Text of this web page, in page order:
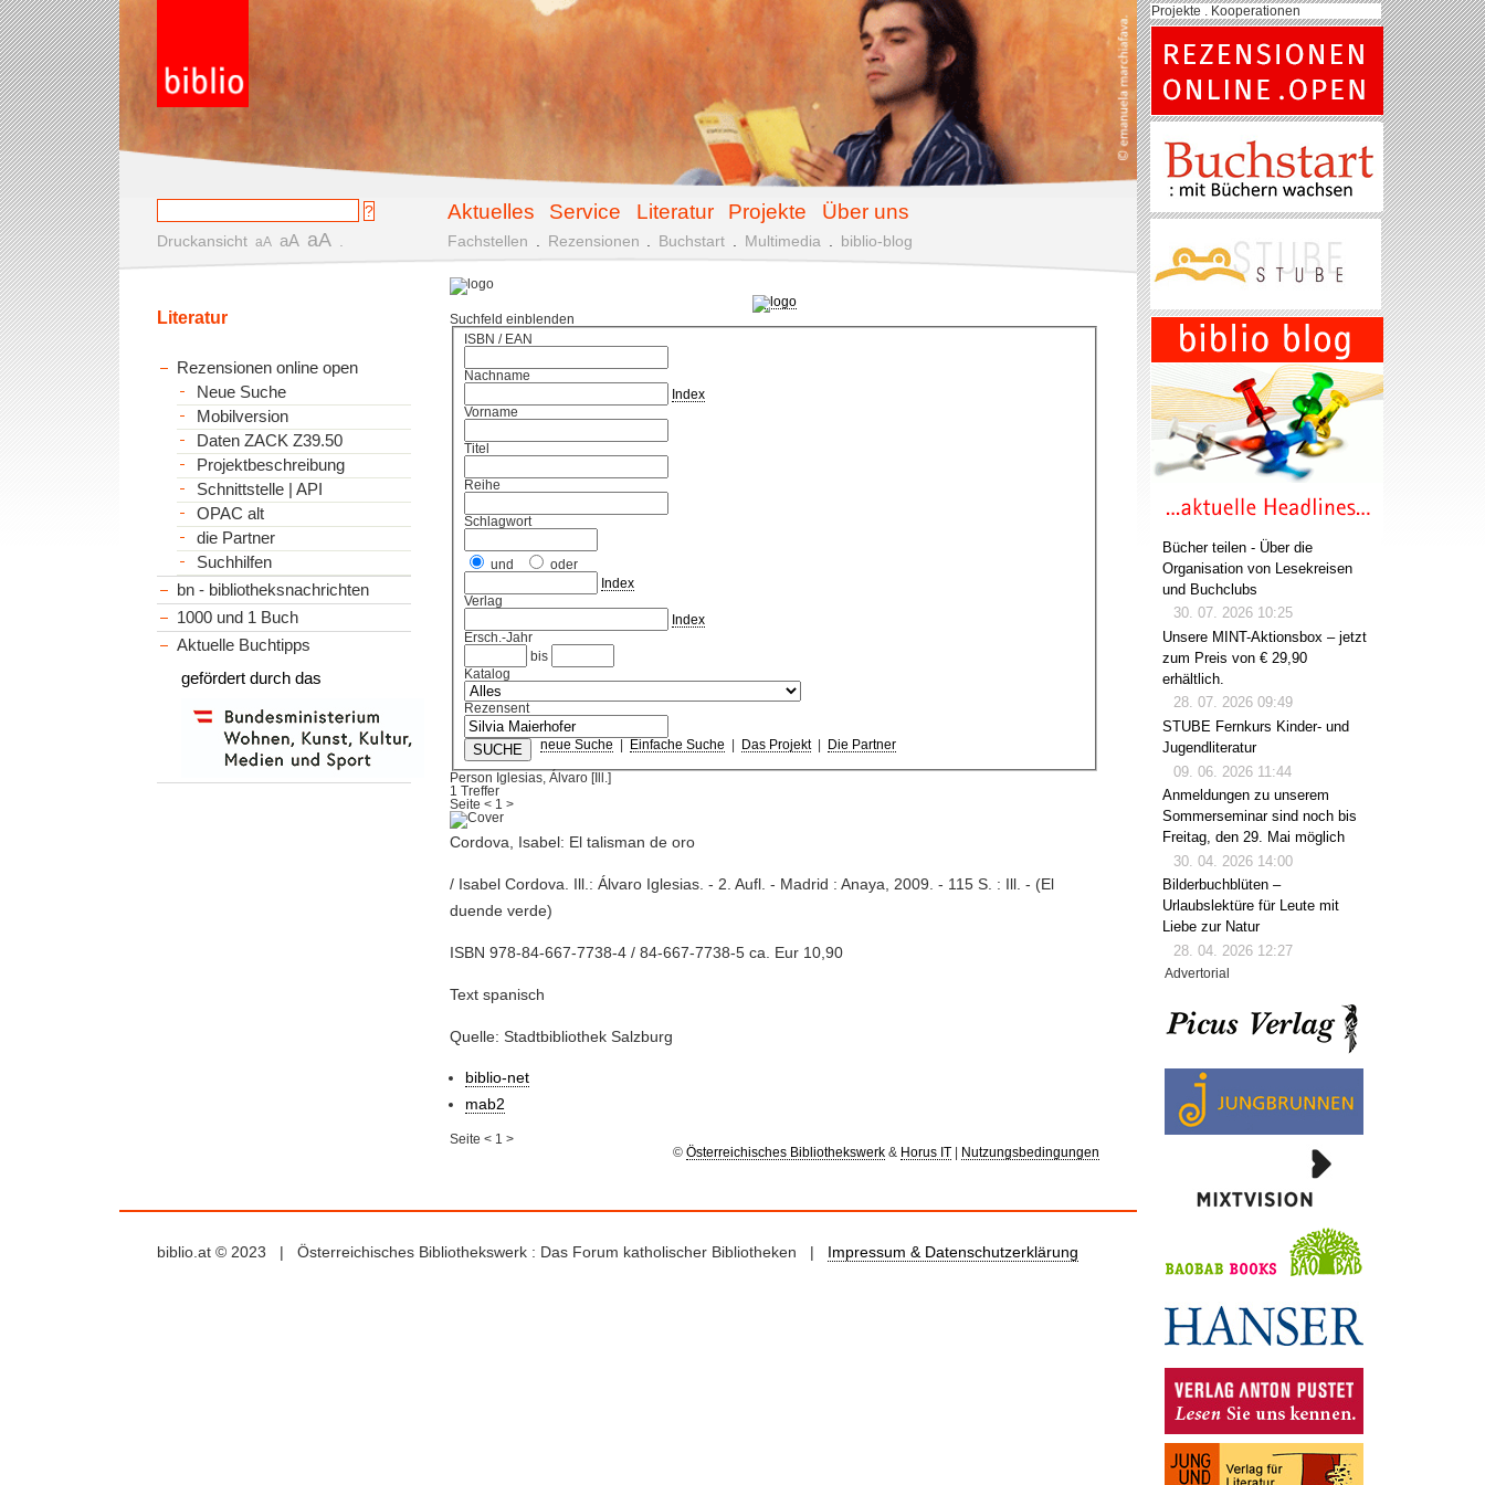
Aktuelles Service Literatur Projekte Über uns
Druckansicht aA aA aA Fachstellen Rezensionen Buchstart Multimedia biblio-blog
Suchfeld einblenden
ISBN / EAN
Nachname
Index
Vorname
Titel
Reihe
Schlagwort
und
oder
Index
Verlag
Index
Ersch.-Jahr
bis
Katalog
Rezensent
neue Suche Einfache Suche Das Projekt| Die Partner
Person Iglesias, Álvaro [Ill.]
1 Treffer
Seite< 1 >
Cordova, Isabel: El talisman de oro
/ Isabel Cordova. Ill.: Álvaro Iglesias. - 2. Aufl. - Madrid : Anaya, 2009. - 115 S. : Ill. - (El
duende verde)
ISBN 978-84-667-7738-4 / 84-667-7738-5 ca. Eur 10,90
Text spanisch
Quelle: Stadtbibliothek Salzburg
biblio-net
mab2
Seite< 1 >
© Österreichisches Bibliothekswerk& Horus IT| Nutzungsbedingungen
Literatur
Rezensionen online open
Neue Suche
Mobilversion
Daten ZACK Z39.50
Projektbeschreibung
Schnittstelle | API
OPAC alt
die Partner
Suchhilfen
bn - bibliotheksnachrichten
1000 und 1 Buch
Aktuelle Buchtipps
gefördert durch das
biblio.at © 2023 | Österreichisches Bibliothekswerk : Das Forum katholischer Bibliotheken | Impressum & Datenschutzerklärung
Projekte . Kooperationen
Bücher teilen - Über die
Organisation von Lesekreisen
und Buchclubs
30. 07. 2026 10:25
Unsere MINT-Aktionsbox – jetzt
zum Preis von € 29,90
erhältlich.
28. 07. 2026 09:49
STUBE Fernkurs Kinder- und
Jugendliteratur
09. 06. 2026 11:44
Anmeldungen zu unserem
Sommerseminar sind noch bis
Freitag, den 29. Mai möglich
30. 04. 2026 14:00
Bilderbuchblüten –
Urlaubslektüre für Leute mit
Liebe zur Natur
28. 04. 2026 12:27
Advertorial